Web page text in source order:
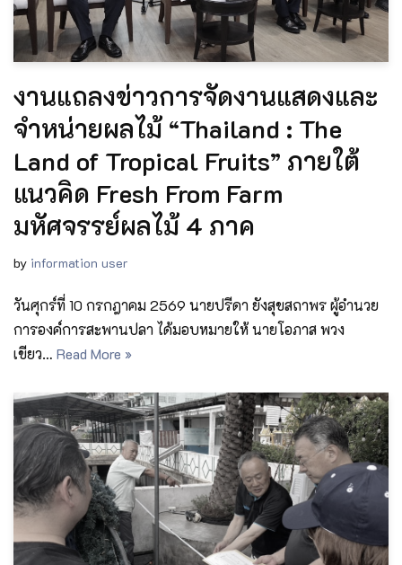
งานแถลงข่าวการจัดงานแสดงและ
จำหน่ายผลไม้ “Thailand : The
Land of Tropical Fruits” ภายใต้
แนวคิด Fresh From Farm
มหัศจรรย์ผลไม้ 4 ภาค
by information user
วันศุกร์ที่ 10 กรกฎาคม 2569 นายปรีดา ยังสุขสถาพร ผู้อำนวย
การองค์การสะพานปลา ได้มอบหมายให้ นายโอภาส พวง
เขียว… Read More »